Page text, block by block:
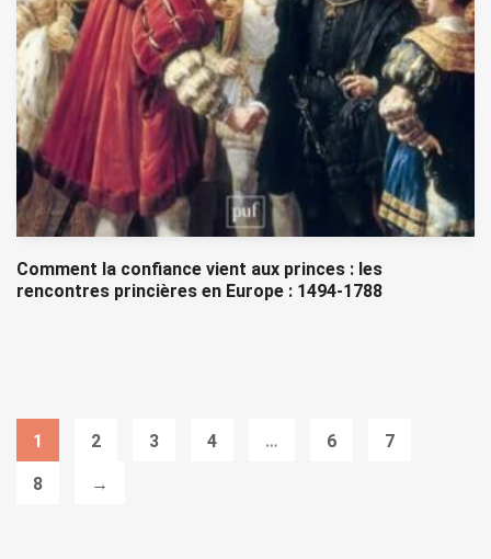
Comment la confiance vient aux princes : les
rencontres princières en Europe : 1494-1788
1 2 3 4 … 6 7
8 →